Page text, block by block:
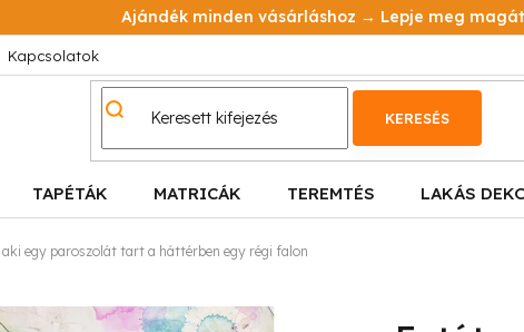
Ajándék minden vásárláshoz → Lepje meg
Kapcsolatok
KERESÉS
TAPÉTÁK MATRICÁK TEREMTÉS LAKÁS
aki egy paroszolát tart a háttérben egy régi falon